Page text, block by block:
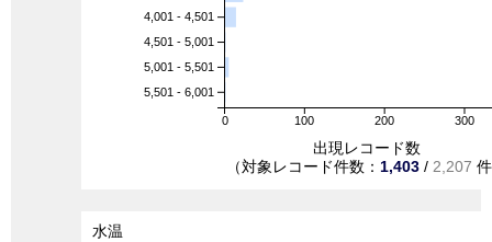
0 100 200 300
4,001 - 4,501
4,501 - 5,001
5,001 - 5,501
5,501 - 6,001
出現レコード数
（対象レコード件数： 1,403 / 2,207
水温